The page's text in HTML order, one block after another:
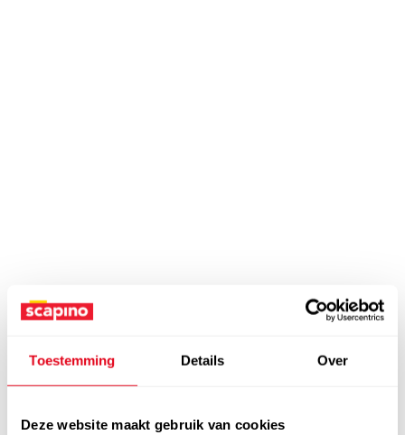
Toestemming Details Over
Deze website maakt gebruik van cookies